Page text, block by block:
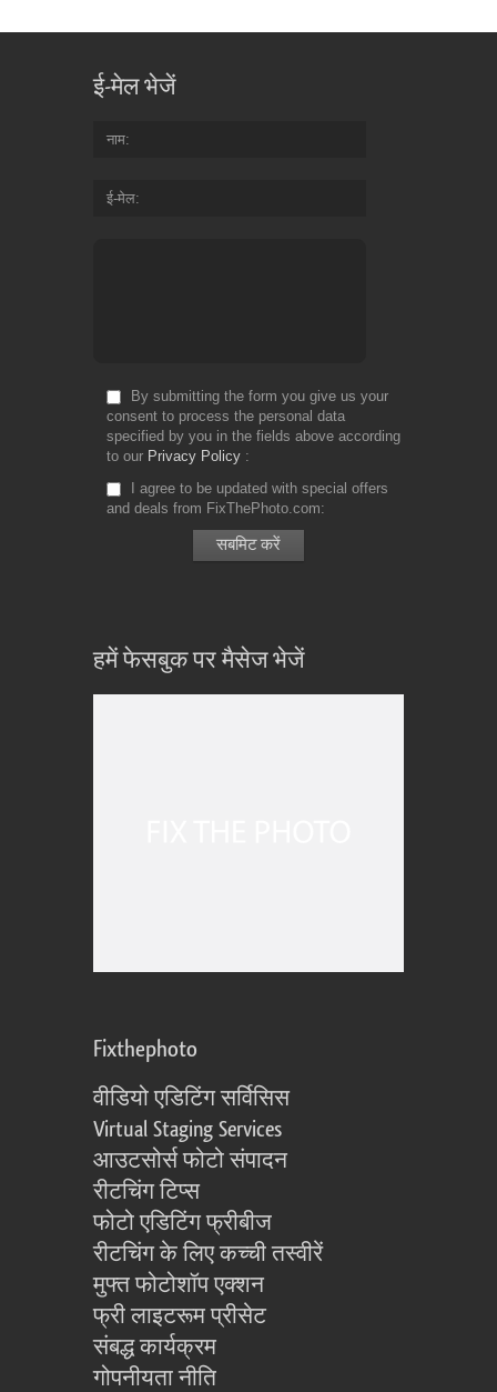
ई-मेल भेजें
नाम
ई-मेल
By submitting the form you give us your
consent to process the personal data
specified by you in the fields above according
to our Privacy Policy
I agree to be updated with special offers
and deals from FixThePhoto.com
हमें फेसबुक पर मैसेज भेजें
Fixthephoto
वीडियो एडिटिंग सर्विसिस
Virtual Staging Services
आउटसोर्स फोटो संपादन
रीटचिंग टिप्स
फोटो एडिटिंग फ्रीबीज
रीटचिंग के लिए कच्ची तस्वीरें
मुफ्त फोटोशॉप एक्शन
फ्री लाइटरूम प्रीसेट
संबद्ध कार्यक्रम
गोपनीयता नीति